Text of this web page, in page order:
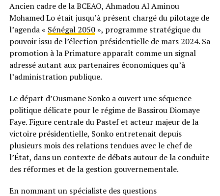
Ancien cadre de la BCEAO, Ahmadou Al Aminou
Mohamed Lo était jusqu’à présent chargé du pilotage de
l’agenda « Sénégal 2050», programme stratégique du
pouvoir issu de l’élection présidentielle de mars 2024. Sa
promotion à la Primature apparaît comme un signal
adressé autant aux partenaires économiques qu’à
l’administration publique.
Le départ d’Ousmane Sonko a ouvert une séquence
politique délicate pour le régime de Bassirou Diomaye
Faye. Figure centrale du Pastef et acteur majeur de la
victoire présidentielle, Sonko entretenait depuis
plusieurs mois des relations tendues avec le chef de
l’État, dans un contexte de débats autour de la conduite
des réformes et de la gestion gouvernementale.
En nommant un spécialiste des questions